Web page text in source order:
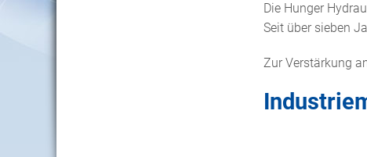
Die Hunger
Seit über sieben
Zur Verstärkung